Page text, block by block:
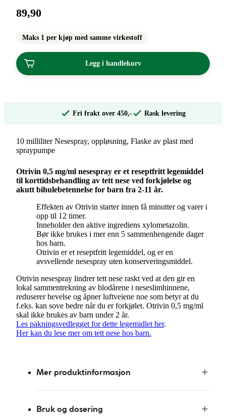
Pris:
kroner.
89,90
Maks 1 per kjøp med samme virkestoff
Legg i handlekurv
Fri frakt over 450,- Rask levering
10 milliliter Nesespray, oppløsning, Flaske av plast med
spraypumpe
Otrivin 0,5 mg/ml nesespray er et reseptfritt legemiddel
til korttidsbehandling av tett nese ved forkjølelse og
akutt bihulebetennelse for barn fra 2-11 år.
Effekten av Otrivin starter innen få minutter og varer i
opp til 12 timer.
Inneholder den aktive ingrediens xylometazolin.
Bør ikke brukes i mer enn 5 sammenhengende dager
hos barn.
Otrivin er et reseptfritt legemiddel, og er en
avsvellende nesespray uten konserveringsmiddel.
Otrivin nesespray lindrer tett nese raskt ved at den gir en
lokal sammentrekning av blodårene i neseslimhinnene,
reduserer hevelse og åpner luftveiene noe som betyr at du
f.eks. kan sove bedre når du er forkjølet. Otrivin 0,5 mg/ml
skal ikke brukes av barn under 2 år.
Les pakningsvedlegget for dette legemidlet her.
Her kan du lese mer om tett nese hos barn.
Mer produktinformasjon
Bruk og dosering